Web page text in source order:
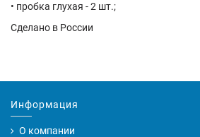
• пробка глухая - 2 шт.;
Сделано в России
Информация
О компании